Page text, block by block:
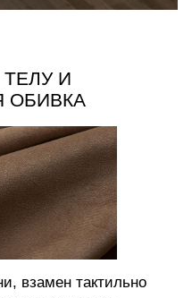
об авторских
модификация любой